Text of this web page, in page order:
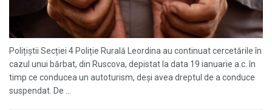
Polițiștii Secției 4 Poliție Rurală Leordina au continuat cercetările în
cazul unui bărbat, din Ruscova, depistat la data 19 ianuarie a.c. în
timp ce conducea un autoturism, deși avea dreptul de a conduce
suspendat. De ...